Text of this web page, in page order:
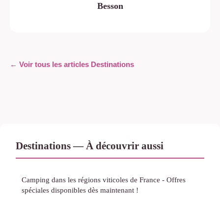
Besson
← Voir tous les articles Destinations
Destinations — À découvrir aussi
Camping dans les régions viticoles de France - Offres
spéciales disponibles dès maintenant !